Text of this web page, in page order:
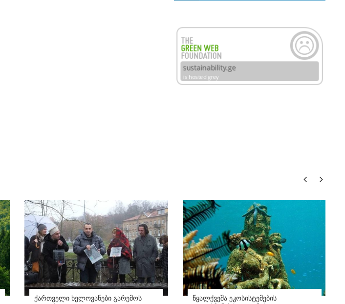
ქართველი ხელოვანები გარემოს
წყალქვეშა ეკოსისტემების